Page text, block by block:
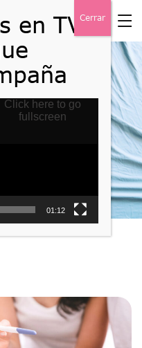
01:12
Click here to go
fullscreen